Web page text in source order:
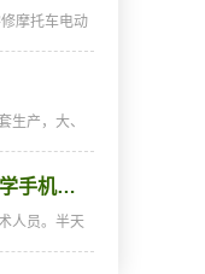
摩托车电动
托车维修培
生产，大、
－95U、1
手机…
人员。半天